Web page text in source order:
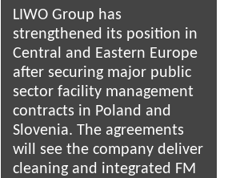
LIWO Group has
strengthened its position in
Central and Eastern Europe
after securing major public
sector facility management
contracts in Poland and
Slovenia. The agreements
will see the company deliver
cleaning and integrated FM